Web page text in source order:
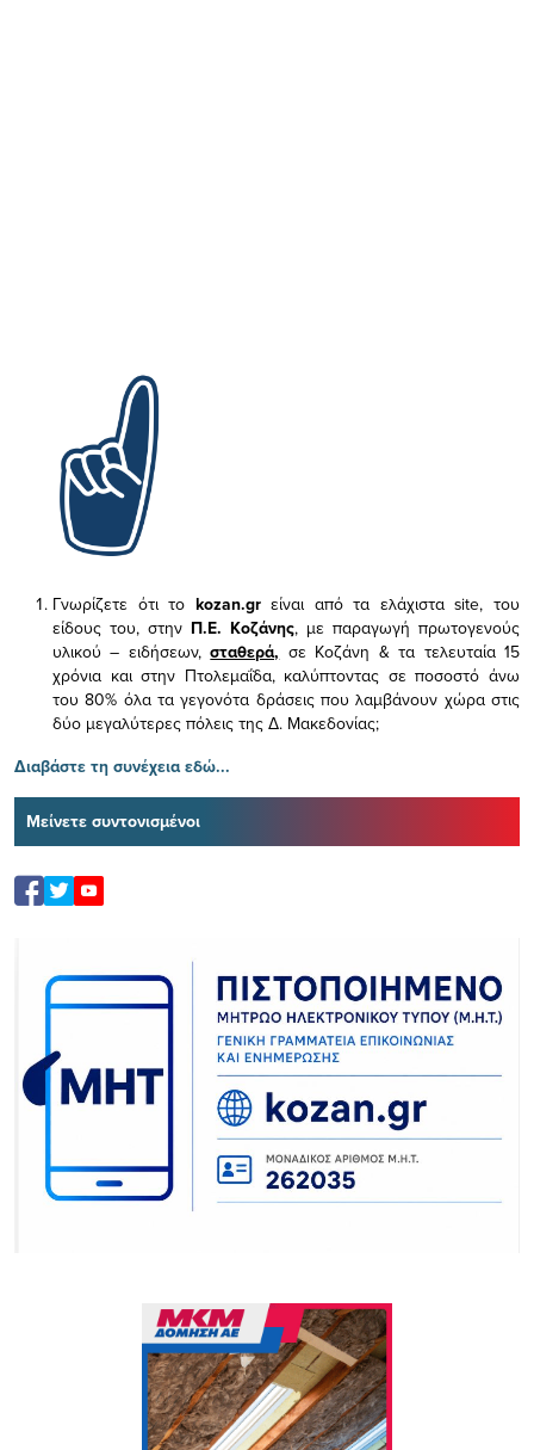
Γνωρίζετε ότι το kozan.gr είναι από τα ελάχισταsite, του
είδους του, στην Π.Ε. Κοζάνης, με παραγωγή πρωτογενούς
υλικού – ειδήσεων,σταθερά, σε Κοζάνη & τα τελευταία 15
χρόνια και στην Πτολεμαΐδα, καλύπτοντας σε ποσοστό άνω
του 80% όλα τα γεγονότα δράσεις που λαμβάνουν χώρα στις
δύο μεγαλύτερες πόλεις της Δ. Μακεδονίας;
Διαβάστε τη συνέχεια εδώ...
Μείνετε συντονισμένοι